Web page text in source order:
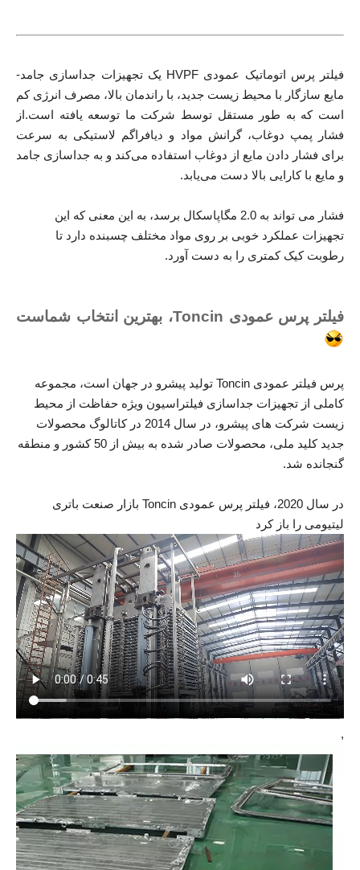
فیلتر پرس اتوماتیک عمودی HVPF یک تجهیزات جداسازی جامد-
مایع سازگار با محیط زیست جدید، با راندمان بالا، مصرف انرژی کم
است که به طور مستقل توسط شرکت ما توسعه یافته است.از
فشار پمپ دوغاب، گرانش مواد و دیافراگم لاستیکی به سرعت
برای فشار دادن مایع از دوغاب استفاده می‌کند و به جداسازی جامد
و مایع با کارایی بالا دست می‌یابد.
فشار می تواند به 2.0 مگاپاسکال برسد، به این معنی که این
تجهیزات عملکرد خوبی بر روی مواد مختلف چسبنده دارد تا
رطوبت کیک کمتری را به دست آورد.
فیلتر پرس عمودی Toncin، بهترین انتخاب شماست
پرس فیلتر عمودی Toncin تولید پیشرو در جهان است، مجموعه
کاملی از تجهیزات جداسازی فیلتراسیون ویژه حفاظت از محیط
زیست شرکت های پیشرو، در سال 2014 در کاتالوگ محصولات
جدید کلید ملی، محصولات صادر شده به بیش از 50 کشور و منطقه
گنجانده شد.
در سال 2020، فیلتر پرس عمودی Toncin بازار صنعت باتری
لیتیومی را باز کرد
,